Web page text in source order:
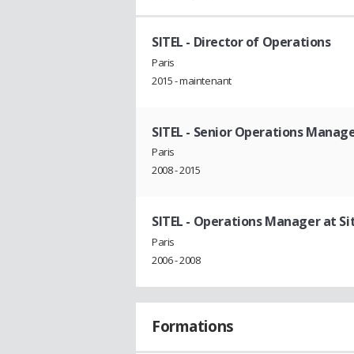
SITEL - Director of Operations
Paris
2015 - maintenant
SITEL - Senior Operations
Paris
2008 - 2015
SITEL - Operations Manager at
Paris
2006 - 2008
Formations